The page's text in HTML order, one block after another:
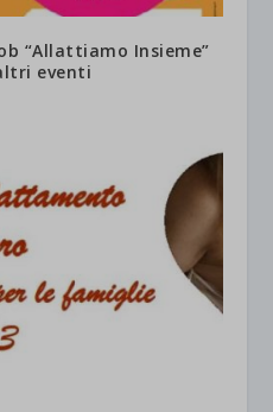
“Allattiamo Insieme”
eventi